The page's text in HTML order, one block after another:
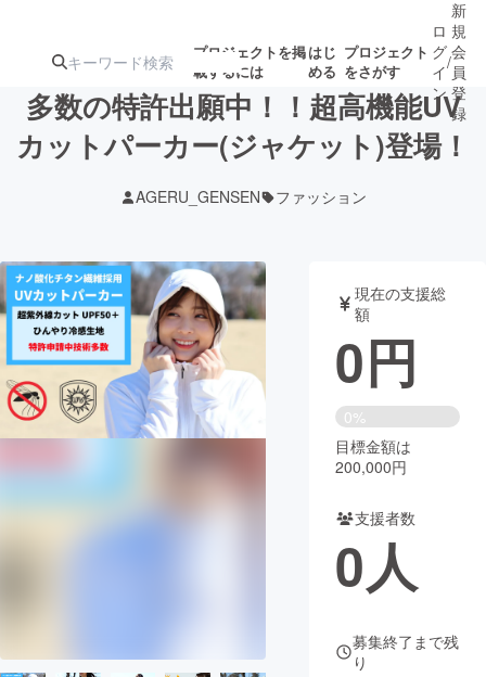
プロジェクトを掲
載するには
はじ
める
プロジェクト
をさがす
ターン
ジェクト
ロジェクト
アート・写真 音楽
テクノロジー・ガジェット ゲーム・サ
映像・映画 書籍・雑誌
ビジネス・起業 チャレンジ
CAMPFIRE Creation
ロ
グ
イ
ン
/
新
規
会
員
登
録
多数の特許出願中！！超高機能UV
カットパーカー(ジャケット)登場！
AGERU_GENSEN ファッション
現在の支援総
額
0円
0%
目標金額は
200,000円
支援者数
0人
募集終了まで残
り